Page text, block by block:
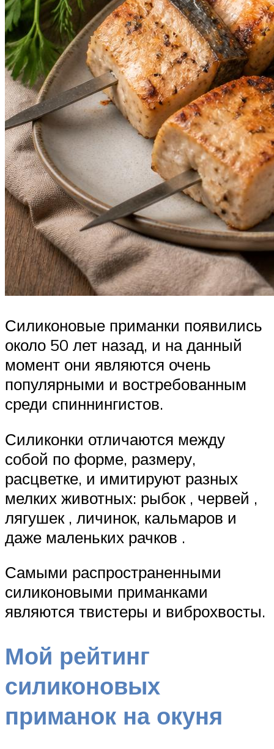
Силиконовые приманки появились
около 50 лет назад, и на данный
момент они являются очень
популярными и востребованным
среди спиннингистов.
Силиконки отличаются между
собой по форме, размеру,
расцветке, и имитируют разных
мелких животных: рыбок , червей ,
лягушек , личинок, кальмаров и
даже маленьких рачков .
Самыми распространенными
силиконовыми приманками
являются твистеры и виброхвосты.
Мой рейтинг
силиконовых
приманок на окуня